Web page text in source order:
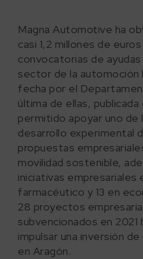
Magna Automotive ha
casi 1,2 millones de
convocatorias de ayudas
sector de la automoción
fecha por el
última de ellas, publicada
permitido apoyar uno
desarrollo experimental
propuestas
movilidad sostenible,
iniciativas empresariales
farmacéutico y 13 en
28 proyectos
subvencionados en 2021
impulsar una inversión
en Aragón.